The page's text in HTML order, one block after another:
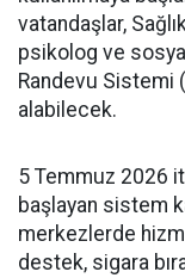
vatandaşlar,
psikolog ve
Randevu Sistemi
alabilecek.
5 Temmuz 2026
başlayan sistem
merkezlerde
destek, sigara